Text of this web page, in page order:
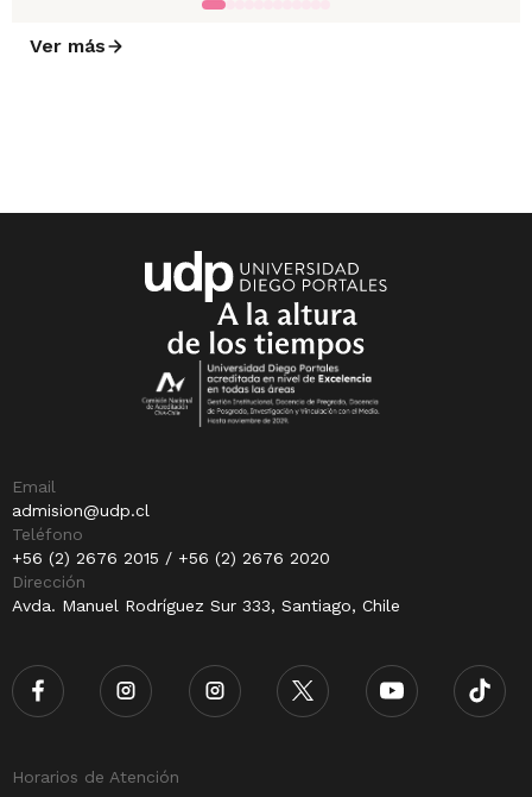
Ver más
Email
admision@udp.cl
Teléfono
+56 (2) 2676 2015 / +56 (2) 2676 2020
Dirección
Avda. Manuel Rodríguez Sur 333, Santiago, Chile
Horarios de Atención